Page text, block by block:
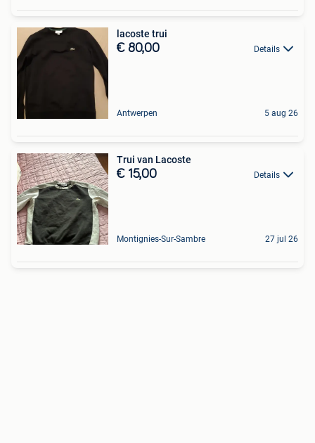
lacoste trui
€ 80,00 Details
Antwerpen 5 aug 26
Trui van Lacoste
€ 15,00 Details
Montignies-Sur-Sambre 27 jul 26